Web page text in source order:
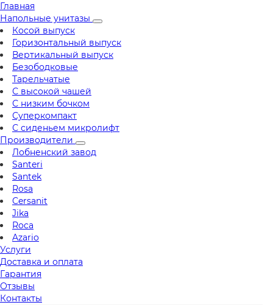
Главная
Напольные унитазы
Косой выпуск
Горизонтальный выпуск
Вертикальный выпуск
Безободковые
Тарельчатые
С высокой чашей
С низким бочком
Суперкомпакт
С сиденьем микролифт
Производители
Лобненский завод
Santeri
Santek
Rosa
Cersanit
Jika
Roca
Azario
Услуги
Доставка и оплата
Гарантия
Отзывы
Контакты